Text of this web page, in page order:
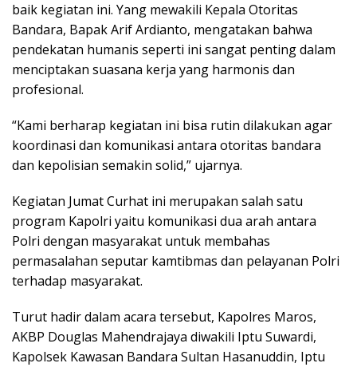
baik kegiatan ini. Yang mewakili Kepala Otoritas
Bandara, Bapak Arif Ardianto, mengatakan bahwa
pendekatan humanis seperti ini sangat penting dalam
menciptakan suasana kerja yang harmonis dan
profesional.
“Kami berharap kegiatan ini bisa rutin dilakukan agar
koordinasi dan komunikasi antara otoritas bandara
dan kepolisian semakin solid,” ujarnya.
Kegiatan Jumat Curhat ini merupakan salah satu
program Kapolri yaitu komunikasi dua arah antara
Polri dengan masyarakat untuk membahas
permasalahan seputar kamtibmas dan pelayanan Polri
terhadap masyarakat.
Turut hadir dalam acara tersebut, Kapolres Maros,
AKBP Douglas Mahendrajaya diwakili Iptu Suwardi,
Kapolsek Kawasan Bandara Sultan Hasanuddin, Iptu